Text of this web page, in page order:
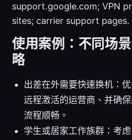
support.google.com; VPN
sites; carrier support pages.
使用案例：不同场
略
出差在外需要快速换机：
远程激活的运营商、并确
流程顺畅。
学生或居家工作族群：考